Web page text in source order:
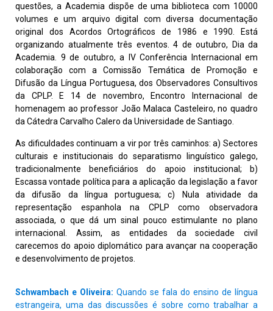
questões, a Academia dispõe de uma biblioteca com 10000
volumes e um arquivo digital com diversa documentação
original dos Acordos Ortográficos de 1986 e 1990. Está
organizando atualmente três eventos. 4 de outubro, Dia da
Academia. 9 de outubro, a IV Conferência Internacional em
colaboração com a Comissão Temática de Promoção e
Difusão da Língua Portuguesa, dos Observadores Consultivos
da CPLP. E 14 de novembro, Encontro Internacional de
homenagem ao professor João Malaca Casteleiro, no quadro
da Cátedra Carvalho Calero da Universidade de Santiago.
As dificuldades continuam a vir por três caminhos: a) Sectores
culturais e institucionais do separatismo linguístico galego,
tradicionalmente beneficiários do apoio institucional; b)
Escassa vontade política para a aplicação da legislação a favor
da difusão da língua portuguesa; c) Nula atividade da
representação espanhola na CPLP como observadora
associada, o que dá um sinal pouco estimulante no plano
internacional. Assim, as entidades da sociedade civil
carecemos do apoio diplomático para avançar na cooperação
e desenvolvimento de projetos.
Schwambach e Oliveira: Quando se fala do ensino de língua
estrangeira, uma das discussões é sobre como trabalhar a